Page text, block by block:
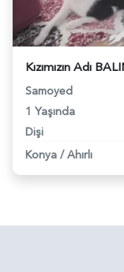
Samoyed
1 Yaşında
Dişi
Konya / Ahırlı